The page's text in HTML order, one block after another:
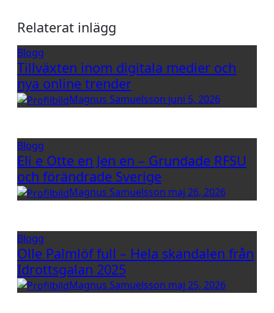
Relaterat inlägg
Blogg
Tillväxten inom digitala medier och
nya online trender
Magnus Samuelsson juni 5, 2026
Blogg
Eli e Otte en Jen en – Grundade RFSU
och förändrade Sverige
Magnus Samuelsson maj 26, 2026
Blogg
Olle Palmlöf full – Hela skandalen från
Idrottsgalan 2025
Magnus Samuelsson maj 25, 2026